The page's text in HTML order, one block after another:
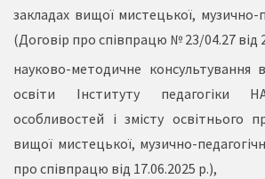
закладах вищої мистецької, музично-
(Договір про співпрацю № 23/04.27 від
науково-методичне консультування
освіти Інституту педагогіки
особливостей і змісту освітнього
вищої мистецької, музично-
про співпрацю від 17.06.2025 р.),